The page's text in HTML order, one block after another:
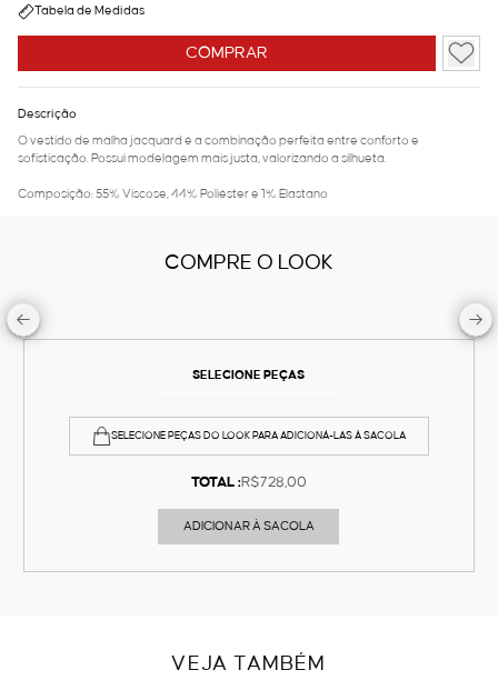
COMPRAR
Tabela de Medidas
Descrição
O vestido de malha jacquard é a combinação perfeita entre conforto e
sofisticação. Possui modelagem mais justa, valorizando a silhueta.
Composição: 55% Viscose, 44% Poliéster e 1% Elastano
COMPRE O LOOK
SELECIONE PEÇAS
SELECIONE PEÇAS DO LOOK PARA ADICIONÁ-LAS À SACOLA
TOTAL :R$728,00
ADICIONAR À SACOLA
VEJA TAMBÉM